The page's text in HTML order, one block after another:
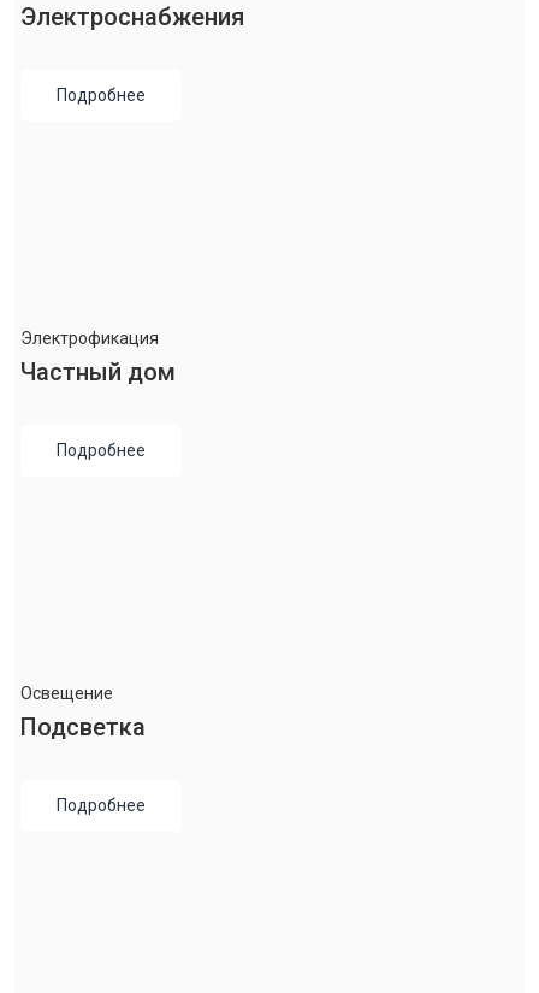
Электроснабжения
Подробнее
Электрофикация
Частный дом
Подробнее
Освещение
Подсветка
Подробнее